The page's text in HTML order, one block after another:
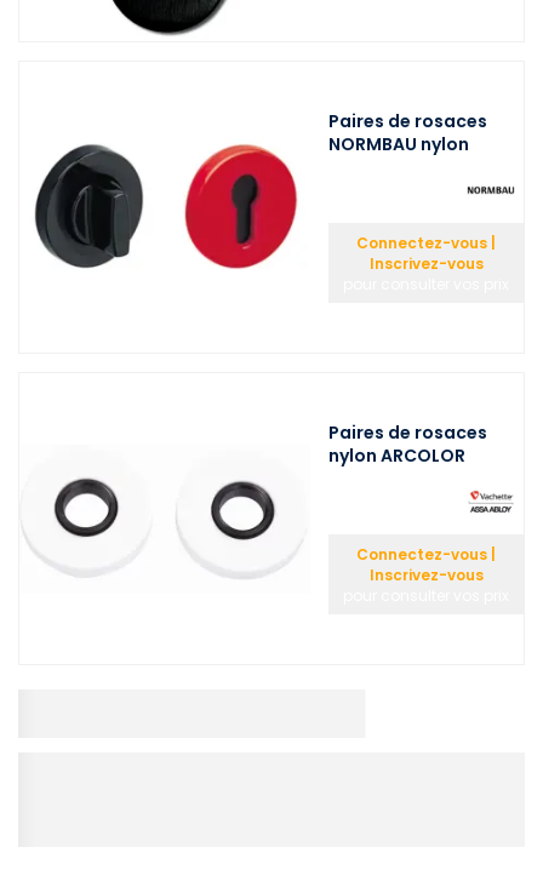
Paires de rosaces
NORMBAU nylon
Connectez-vous |
Inscrivez-vous
Paires de rosaces
nylon ARCOLOR
Connectez-vous |
Inscrivez-vous